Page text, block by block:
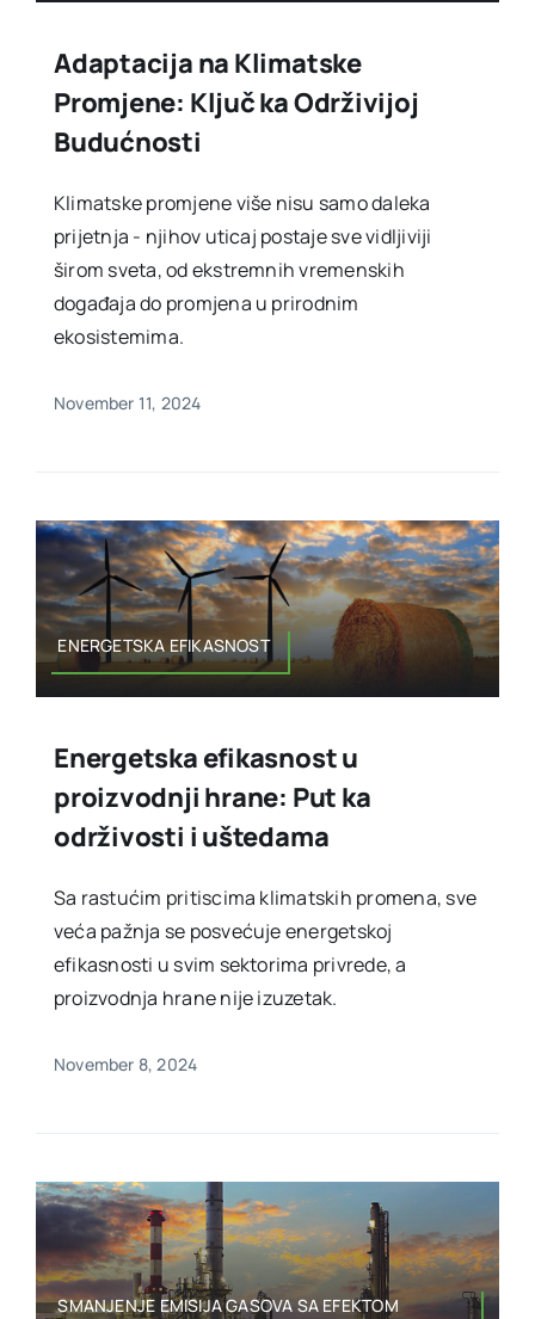
Adaptacija na Klimatske
Promjene: Ključ ka Održivijoj
Budućnosti
Klimatske promjene više nisu samo daleka
prijetnja - njihov uticaj postaje sve vidljiviji
širom sveta, od ekstremnih vremenskih
događaja do promjena u prirodnim
ekosistemima.
November 11, 2024
ENERGETSKA EFIKASNOST
Energetska efikasnost u
proizvodnji hrane: Put ka
održivosti i uštedama
Sa rastućim pritiscima klimatskih promena, sve
veća pažnja se posvećuje energetskoj
efikasnosti u svim sektorima privrede, a
proizvodnja hrane nije izuzetak.
November 8, 2024
SMANJENJE EMISIJA GASOVA SA EFEKTOM